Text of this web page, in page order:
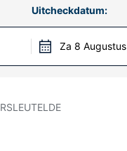
Uitcheckdatum:
Za 8 Augustus